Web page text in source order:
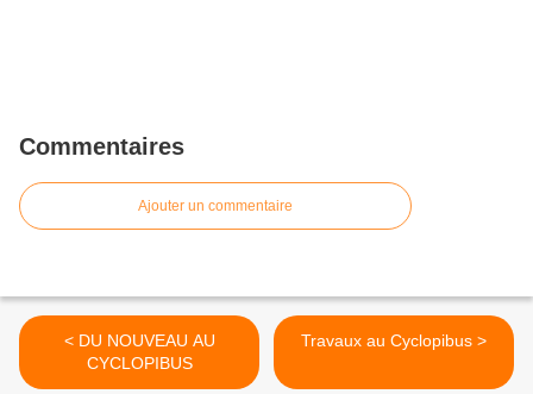
Commentaires
Ajouter un commentaire
< DU NOUVEAU AU
CYCLOPIBUS
Travaux au Cyclopibus >